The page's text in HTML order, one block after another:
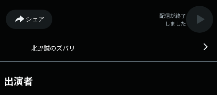
バリ公式LINE＠はここから 番組へのおたよりはこちら FAXは 052-263-
6800 まで 北野誠とリスナーが自腹で飲み会をする「マコ酒RUN」で
は、北野誠に食べに来てほしいお店を募集中！ ご応募はこちら
シェア
配信が終了
しました
北野誠のズバリ
出演者